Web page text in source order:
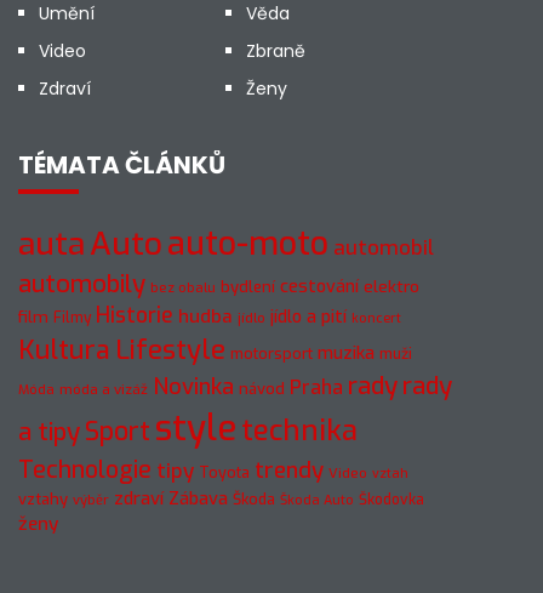
Umění
Věda
Video
Zbraně
Zdraví
Ženy
TÉMATA ČLÁNKŮ
autaAutoauto-moto automobil
automobily bez obalu bydlení cestování elektro
film Filmy Historie hudba jídlo jídlo a pití koncert
Kultura Lifestyle motorsport muzika muži
Móda móda a vizáž Novinka návod Praha radyrady
a tipySport styletechnika
Technologie tipy Toyota trendy Video vztah
vztahy výběr zdraví Zábava Škoda Škoda Auto Škodovka
ženy